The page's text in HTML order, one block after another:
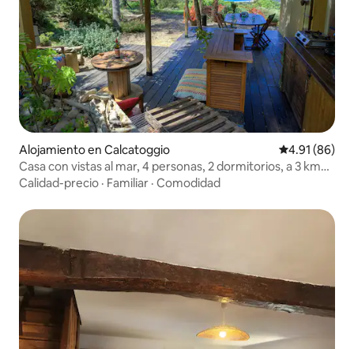
Alojamiento en Calcatoggio Calificación
4.91 (86)
Casa con vistas al mar, 4 personas, 2 dormitorios, a 3 km
de la playa
Calidad-precio · Familiar · Comodidad